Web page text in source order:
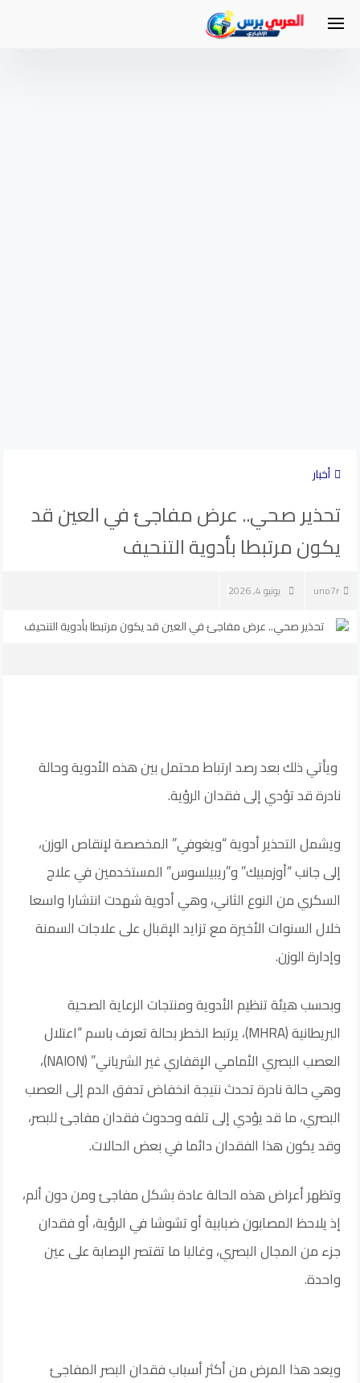
أخبار
تحذير صحي.. عرض مفاجئ في العين قد
يكون مرتبطا بأدوية التنحيف
uno7r يونيو 4, 2026
ويأتي ذلك بعد رصد ارتباط محتمل بين هذه الأدوية وحالة
نادرة قد تؤدي إلى فقدان الرؤية.
ويشمل التحذير أدوية “ويغوفي” المخصصة لإنقاص الوزن،
إلى جانب “أوزمبيك” و”ريبيلسوس” المستخدمين في علاج
السكري من النوع الثاني، وهي أدوية شهدت انتشارا واسعا
خلال السنوات الأخيرة مع تزايد الإقبال على علاجات السمنة
وإدارة الوزن.
وبحسب هيئة تنظيم الأدوية ومنتجات الرعاية الصحية
البريطانية (MHRA)، يرتبط الخطر بحالة تعرف باسم “اعتلال
العصب البصري الأمامي الإقفاري غير الشرياني” (NAION)،
وهي حالة نادرة تحدث نتيجة انخفاض تدفق الدم إلى العصب
البصري، ما قد يؤدي إلى تلفه وحدوث فقدان مفاجئ للبصر،
وقد يكون هذا الفقدان دائما في بعض الحالات.
وتظهر أعراض هذه الحالة عادة بشكل مفاجئ ومن دون ألم،
إذ يلاحظ المصابون ضبابية أو تشوشا في الرؤية، أو فقدان
جزء من المجال البصري، وغالبا ما تقتصر الإصابة على عين
واحدة.
ويعد هذا المرض من أكثر أسباب فقدان البصر المفاجئ